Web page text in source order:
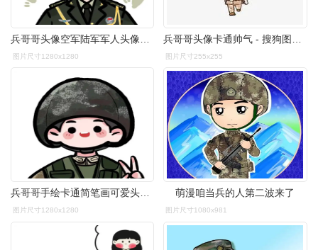
图片尺寸1280x1280 图片尺寸255x255
兵哥哥手绘卡通简笔画可爱头像,军人头像 致敬那一抹不变的忠诚底色
图片尺寸1280x1280
萌漫咱当兵的人第二波来了
图片尺寸1080x981